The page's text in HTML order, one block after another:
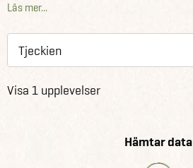
aktiviteter och utflykter med eller
Läs mer...
Visa 1 upplevelser
Hämtar data